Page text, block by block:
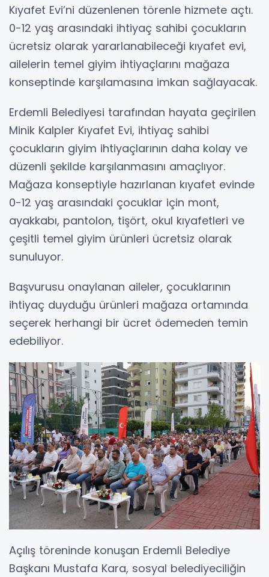
Kıyafet Evi’ni düzenlenen törenle hizmete açtı.
0-12 yaş arasındaki ihtiyaç sahibi çocukların
ücretsiz olarak yararlanabileceği kıyafet evi,
ailelerin temel giyim ihtiyaçlarını mağaza
konseptinde karşılamasına imkan sağlayacak.
Erdemli Belediyesi tarafından hayata geçirilen
Minik Kalpler Kıyafet Evi, ihtiyaç sahibi
çocukların giyim ihtiyaçlarının daha kolay ve
düzenli şekilde karşılanmasını amaçlıyor.
Mağaza konseptiyle hazırlanan kıyafet evinde
0-12 yaş arasındaki çocuklar için mont,
ayakkabı, pantolon, tişört, okul kıyafetleri ve
çeşitli temel giyim ürünleri ücretsiz olarak
sunuluyor.
Başvurusu onaylanan aileler, çocuklarının
ihtiyaç duyduğu ürünleri mağaza ortamında
seçerek herhangi bir ücret ödemeden temin
edebiliyor.
Açılış töreninde konuşan Erdemli Belediye
Başkanı Mustafa Kara, sosyal belediyeciliğin